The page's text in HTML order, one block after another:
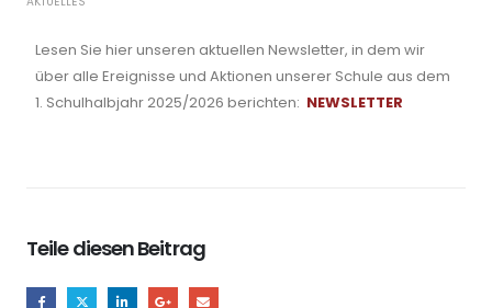
Lesen Sie hier unseren aktuellen Newsletter, in dem wir
über alle Ereignisse und Aktionen unserer Schule aus dem
1. Schulhalbjahr 2025/2026 berichten: NEWSLETTER
Teile diesen Beitrag